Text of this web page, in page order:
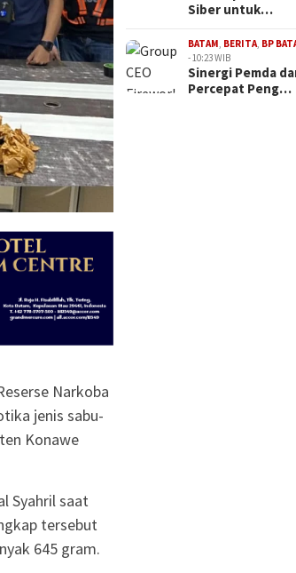
Narkoba
jenis sabu-
Konawe
Syahril saat
tersebut
645 gram.
Siber untuk…
BATAM, BERITA, BP
- 10:23 WIB
Sinergi Pemda
Percepat Peng…